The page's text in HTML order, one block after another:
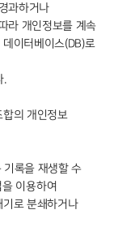
과하거나
라 개인정보를 계속
이터베이스(DB)로
.
합의 개인정보
기록을 재생할 수
이용하여
기로 분쇄하거나